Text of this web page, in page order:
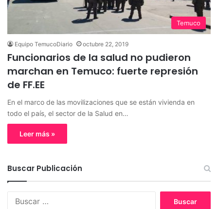
Temuco
Equipo TemucoDiario octubre 22, 2019
Funcionarios de la salud no pudieron
marchan en Temuco: fuerte represión
de FF.EE
En el marco de las movilizaciones que se están vivienda en
todo el país, el sector de la Salud en…
Leer más »
Buscar Publicación